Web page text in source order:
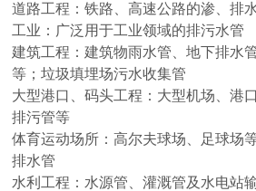
道路工程：铁路、高速公路的渗、排
工业：广泛用于工业领域的排污水管
建筑工程：建筑物雨水管、地下排水
等；垃圾填埋场污水收集管
大型港口、码头工程：大型机场、港
排污管等
体育运动场所：高尔夫球场、足球场
排水管
水利工程：水源管、灌溉管及水电站